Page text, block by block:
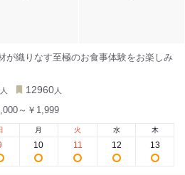
が織りなす至極のお食事体験をお楽しみ
人 12960 人
～￥1,999
月
10
火
11
水
12
木
13